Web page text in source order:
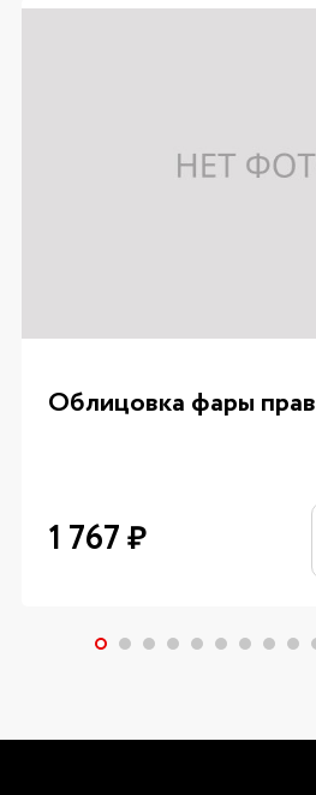
Облицовка фары
1 767₽